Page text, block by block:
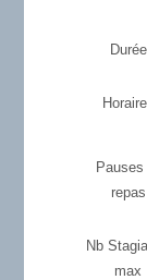
Durée
Pauses
repas
Nb
max